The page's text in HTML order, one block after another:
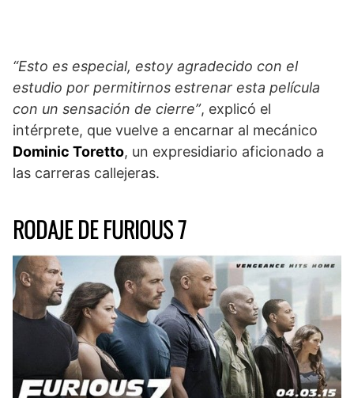
“Esto es especial, estoy agradecido con el
estudio por permitirnos estrenar esta película
con un sensación de cierre”, explicó el
intérprete, que vuelve a encarnar al mecánico
Dominic Toretto, un expresidiario aficionado a
las carreras callejeras.
RODAJE DE FURIOUS 7